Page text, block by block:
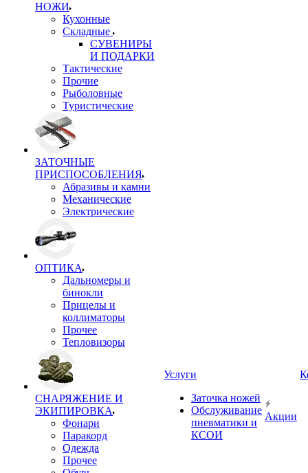
НОЖИ
Кухонные
Складные
СУВЕНИРЫ
И ПОДАРКИ
Тактические
Прочие
Рыболовные
Туристические
ЗАТОЧНЫЕ
ПРИСПОСОБЛЕНИЯ
Абразивы и камни
Механические
Электрические
ОПТИКА
Дальномеры и
бинокли
Прицелы и
коллиматоры
Прочее
Тепловизоры
СНАРЯЖЕНИЕ И
ЭКИПИРОВКА
Фонари
Паракорд
Одежда
Прочее
Услуги
Заточка ножей
Обслуживание
пневматики и
КСОИ
Акции